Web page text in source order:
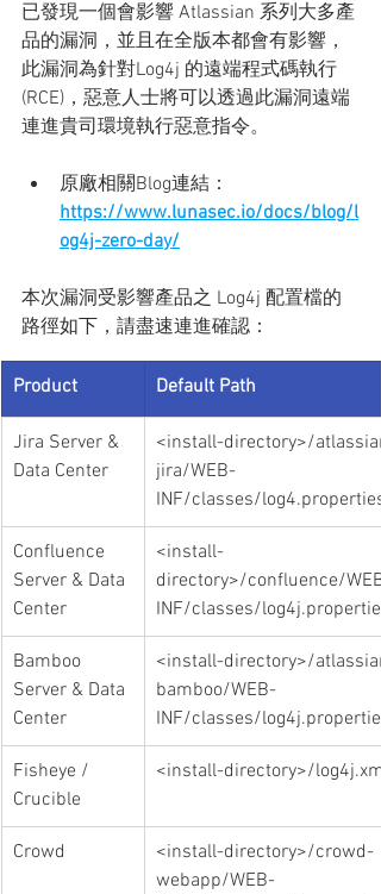
已發現一個會影響 Atlassian 系列大多產
品的漏洞，並且在全版本都會有影響，
此漏洞為針對Log4j 的遠端程式碼執行
(RCE)，惡意人士將可以透過此漏洞遠端
連進貴司環境執行惡意指令。
原廠相關Blog連結：
https://www.lunasec.io/docs/blog/l
og4j-zero-day/
本次漏洞受影響產品之 Log4j 配置檔的
路徑如下，請盡速連進確認：
Product ​Default Path
Jira Server &
Data Center
<install-directory>/
jira/WEB-
INF/classes/log4.properties
Confluence
Server & Data
Center
<install-
directory>/confluence/WEB-
INF/classes/log4j.properties
Bamboo
Server & Data
Center
​<install-directory>/
bamboo/WEB-
INF/classes/log4j.properties
Fisheye /
Crucible
<install-directory>/log4j.xml
Crowd
​<install-directory>/crowd-
webapp/WEB-